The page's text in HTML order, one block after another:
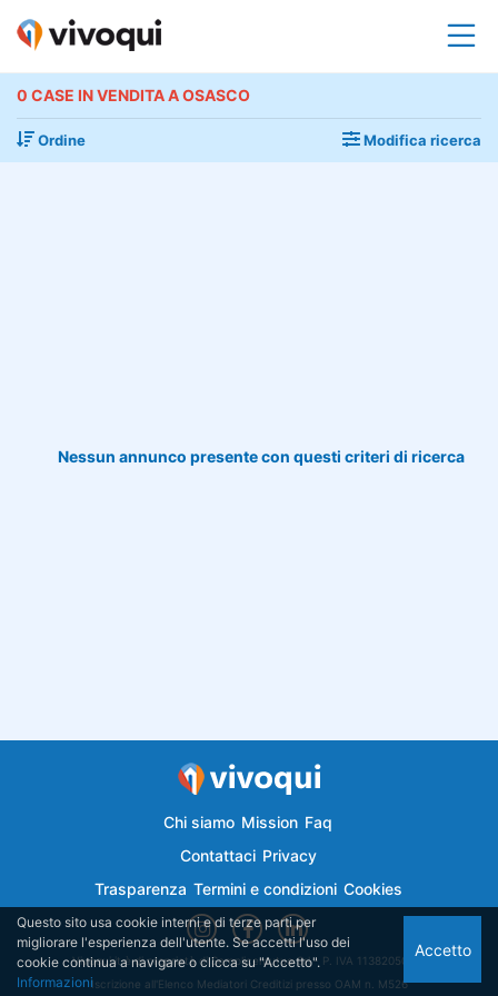
0 CASE IN VENDITA A OSASCO
Ordine Modifica ricerca
Nessun annunco presente con questi criteri di ricerca
Chi siamo Mission Faq
Contattaci Privacy
Trasparenza Termini e condizioni Cookies
Vivoqui.it è di proprietà di Semplicemutuo Srl - P. IVA 11382050018
Iscrizione all'Elenco Mediatori Creditizi presso OAM n. M526
Questo sito usa cookie interni e di terze parti per
migliorare l'esperienza dell'utente. Se accetti l'uso dei
cookie continua a navigare o clicca su "Accetto".
Informazioni
Accetto